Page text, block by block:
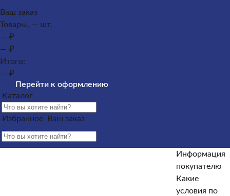
Памятники из гранита
Оформление гранитных памятников
лавочки
Контакты и адреса офисов
покупателю
оплате и доставке?
памятника?Как происходит установка?
гарантийные условия?
Отзывы
От чего зависят
Как происходит
Ваш заказ
Товары, — шт.
— ₽
— ₽
Итого:
— ₽
Перейти к оформлению
Каталог
Избранное Ваш заказ
Информация
покупателю
Какие
условия по